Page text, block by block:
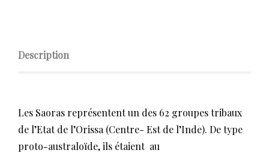
Description
Les Saoras représentent un des 62 groupes tribaux
de l’Etat de l’Orissa (Centre- Est de l’Inde). De type
proto-australoïde, ils étaient au